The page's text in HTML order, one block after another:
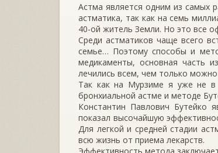
Астма является одним из самых
астматика, так как на семь
40-ой житель Земли. Но это все
Среди астматиков чаще всего
семье… Поэтому способы и
медикаменты, основная часть
лечились всем, чем только
Так как на Мурзиме я уже не
бронхиальной астме и методе
Константин Павлович Бутейко
показал высочайшую
Для легкой и средней стадии
всю жизнь от приема лекарств.